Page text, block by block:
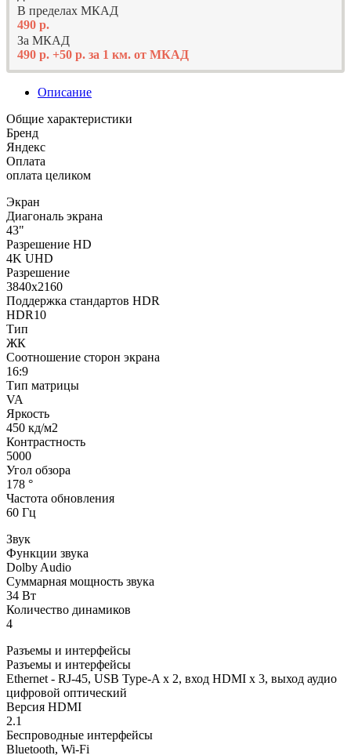
В пределах МКАД
490 р.
За МКАД
490 р. +50 р. за 1 км. от МКАД
Описание
Общие характеристики
Бренд
Яндекс
Оплата
оплата целиком
Экран
Диагональ экрана
43"
Разрешение HD
4K UHD
Разрешение
3840x2160
Поддержка стандартов HDR
HDR10
Тип
ЖК
Соотношение сторон экрана
16:9
Тип матрицы
VA
Яркость
450 кд/м2
Контрастность
5000
Угол обзора
178 °
Частота обновления
60 Гц
Звук
Функции звука
Dolby Audio
Суммарная мощность звука
34 Вт
Количество динамиков
4
Разъемы и интерфейсы
Разъемы и интерфейсы
Ethernet - RJ-45, USB Type-A x 2, вход HDMI x 3, выход аудио
цифровой оптический
Версия HDMI
2.1
Беспроводные интерфейсы
Bluetooth, Wi-Fi